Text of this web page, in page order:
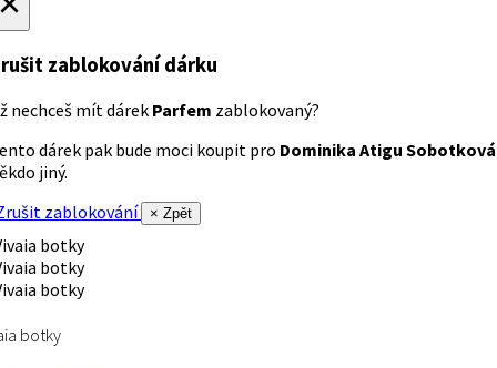
zablokování dárku
nechceš mít dárek Parfem zablokovaný?
dárek pak bude moci koupit pro Dominika Atigu Sobotková
jiný.
zablokování
× Zpět
botky